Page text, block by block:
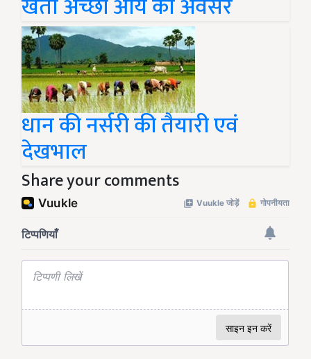
धान की नर्सरी की तैयारी एवं
देखभाल
Share your comments